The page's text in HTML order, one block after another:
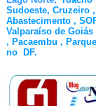
Sudoeste, Cruzeiro
Abastecimento ,
Valparaíso de
, Pacaembu ,
no DF.